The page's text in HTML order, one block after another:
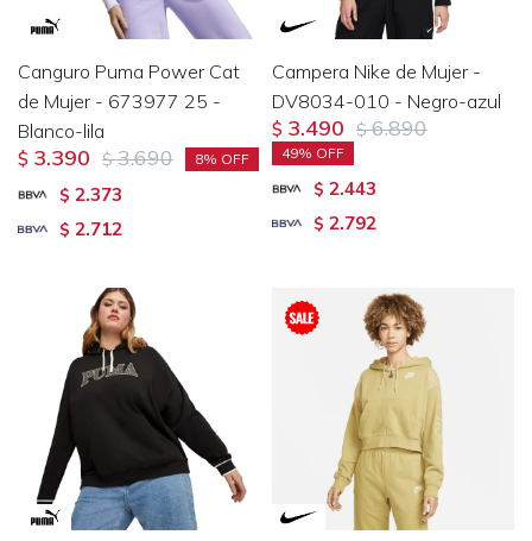
Canguro Puma Power Cat
de Mujer - 673977 25 -
Blanco-lila
$ 3.390 $ 3.690 8
$ 2.373
$ 2.712
Campera Nike de Mujer -
DV8034-010 - Negro-azul
$ 3.490 $ 6.890
49
$ 2.443
$ 2.792